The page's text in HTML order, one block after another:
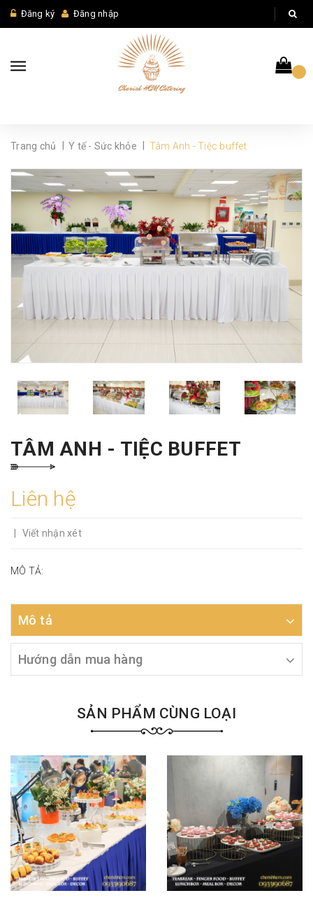
Đăng ký Đăng nhập
Trang chủ Y tế - Sức khỏe Tâm Anh - Tiệc buffet
TÂM ANH - TIỆC BUFFET
Liên hệ
Viết nhận xét
MÔ TẢ:
Mô tả
Hướng dẫn mua hàng
SẢN PHẨM CÙNG LOẠI